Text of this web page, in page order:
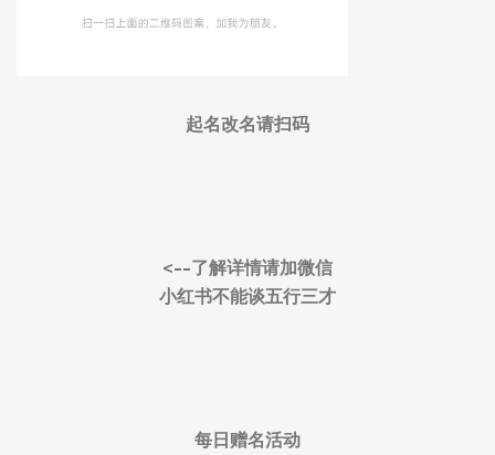
起名改名请扫码
<--了解详情请加微信
小红书不能谈五行三才
每日赠名活动